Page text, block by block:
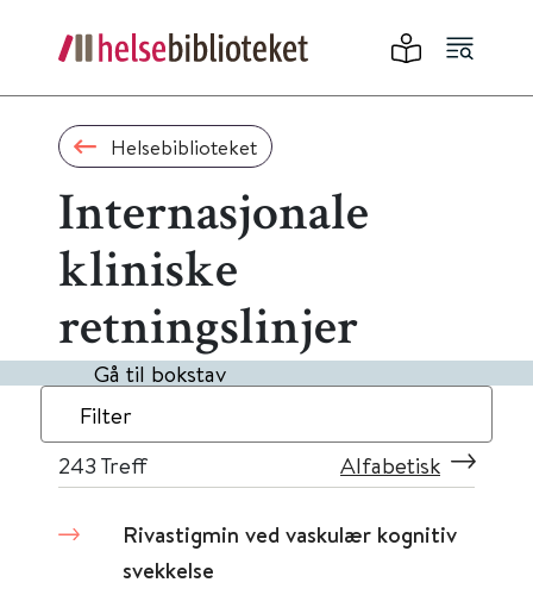
Helsebiblioteket
Internasjonale
kliniske
retningslinjer
Gå til bokstav
Filter
243 Treff Alfabetisk
Rivastigmin ved vaskulær kognitiv
svekkelse